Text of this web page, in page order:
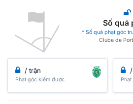
Số quả
* Số quả phạt góc
Clube de
/ trận
Phạt góc kiếm được